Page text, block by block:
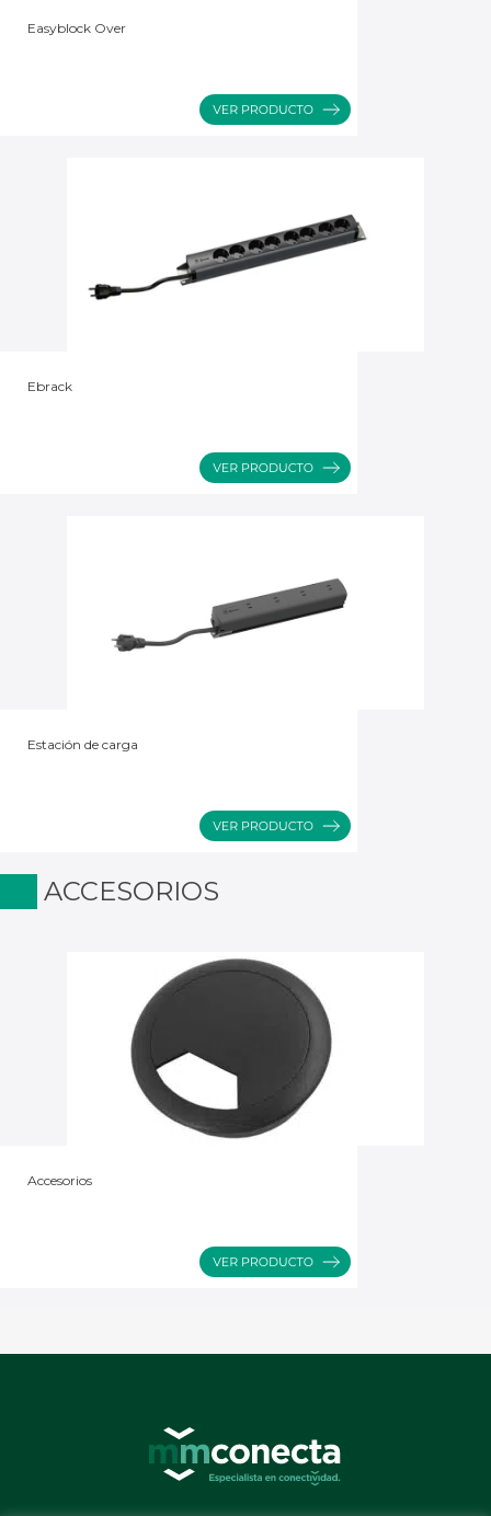
Easyblock Over
Ebrack
Estación de carga
ACCESORIOS
Accesorios